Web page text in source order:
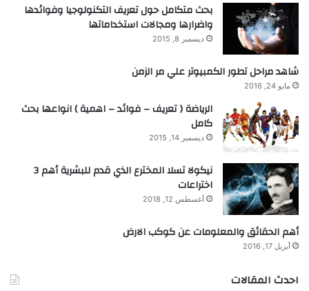
بحث متكامل حول تعريف التكنولوجيا وفوائدها
واضرارها ومجالات استخداماتها
ديسمبر 8, 2015
شاهد مراحل تطور الكمبيوتر علي مر الزمن
مايو 24, 2016
الرياضة ( تعريف – فوائد – اهمية ) انواعها بحث
كامل
ديسمبر 14, 2015
نيكولا تسلا المخترع الذي قدم للبشرية أهم 3
اختراعات
أغسطس 12, 2018
أهم الحقائق والمعلومات عن كوكب الارض
أبريل 17, 2016
احدث المقالات